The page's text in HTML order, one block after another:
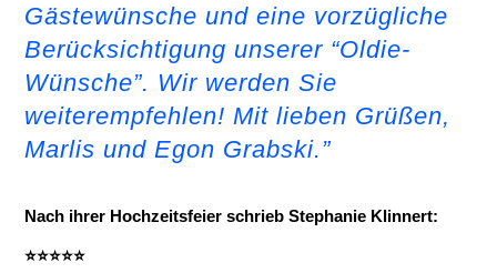
Gästewünsche und eine vorzügliche
Berücksichtigung unserer “Oldie-
Wünsche”. Wir werden Sie
weiterempfehlen! Mit lieben Grüßen,
Marlis und Egon Grabski.”
Nach ihrer Hochzeitsfeier schrieb Stephanie Klinnert:
⭐⭐⭐⭐⭐